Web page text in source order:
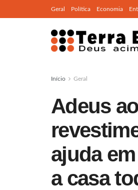
Geral Política Economia
Início Geral
Adeus
ajuda
a casa